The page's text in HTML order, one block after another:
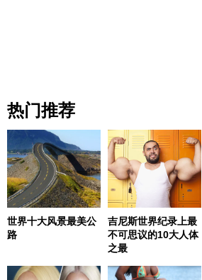
热门推荐
世界十大风景最美公
路
吉尼斯世界纪录上最
不可思议的10大人体
之最